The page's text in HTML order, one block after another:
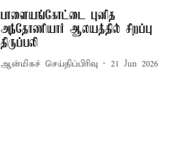
பாளையங்கோட்டை புனித
அந்தோணியார் ஆலயத்தில் சிறப்பு
திருப்பலி
ஆன்மிகச் செய்திப்பிரிவு 21 Jun 2026